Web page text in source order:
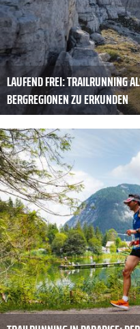
LAUFEND FREI: TRAILRUNNING
BERGREGIONEN ZU ERKUNDEN